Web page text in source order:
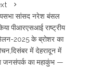
सांसद नरेश बंसल
पीआरएसआई राष्ट्रीय
2025 के ब्रोशर का
में देहरादून में
जनसंपर्क का महाकुंभ —